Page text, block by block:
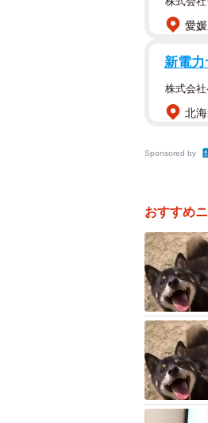
大きな
愛
新電
株式会
北
Sponsored by
おすすめ